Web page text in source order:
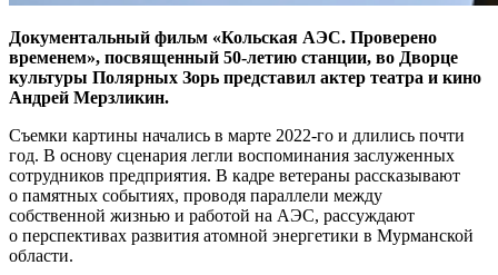
Документальный фильм «Кольская АЭС. Проверено
временем», посвященный 50‑летию станции, во Дворце
культуры Полярных Зорь представил актер театра и кино
Андрей Мерзликин.
Съемки картины начались в марте 2022‑го и длились почти
год. В основу сценария легли воспоминания заслуженных
сотрудников предприятия. В кадре ветераны рассказывают
о памятных событиях, проводя параллели между
собственной жизнью и работой на АЭС, рассуждают
о перспективах развития атомной энергетики в Мурманской
области.